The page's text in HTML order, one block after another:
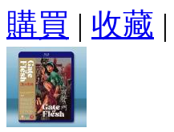
購買 | 收藏 |